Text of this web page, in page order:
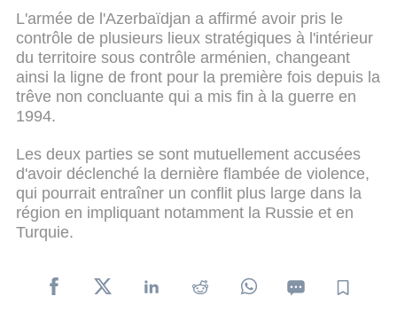
L'armée de l'Azerbaïdjan a affirmé avoir pris le
contrôle de plusieurs lieux stratégiques à l'intérieur
du territoire sous contrôle arménien, changeant
ainsi la ligne de front pour la première fois depuis la
trêve non concluante qui a mis fin à la guerre en
1994.
Les deux parties se sont mutuellement accusées
d'avoir déclenché la dernière flambée de violence,
qui pourrait entraîner un conflit plus large dans la
région en impliquant notamment la Russie et en
Turquie.